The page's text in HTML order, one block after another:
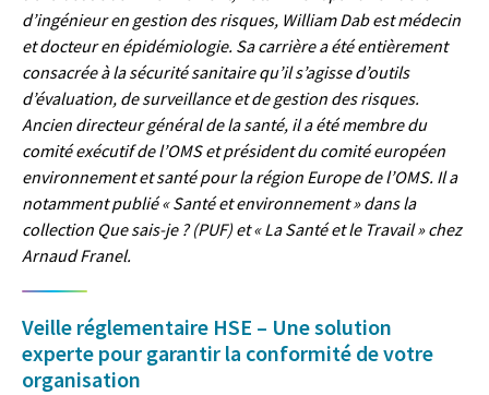
d’ingénieur en gestion des risques, William Dab est médecin
et docteur en épidémiologie. Sa carrière a été entièrement
consacrée à la sécurité sanitaire qu’il s’agisse d’outils
d’évaluation, de surveillance et de gestion des risques.
Ancien directeur général de la santé, il a été membre du
comité exécutif de l’OMS et président du comité européen
environnement et santé pour la région Europe de l’OMS. Il a
notamment publié « Santé et environnement » dans la
collection Que sais-je ? (PUF) et « La Santé et le Travail » chez
Arnaud Franel.
Veille réglementaire HSE – Une solution
experte pour garantir la conformité de votre
organisation